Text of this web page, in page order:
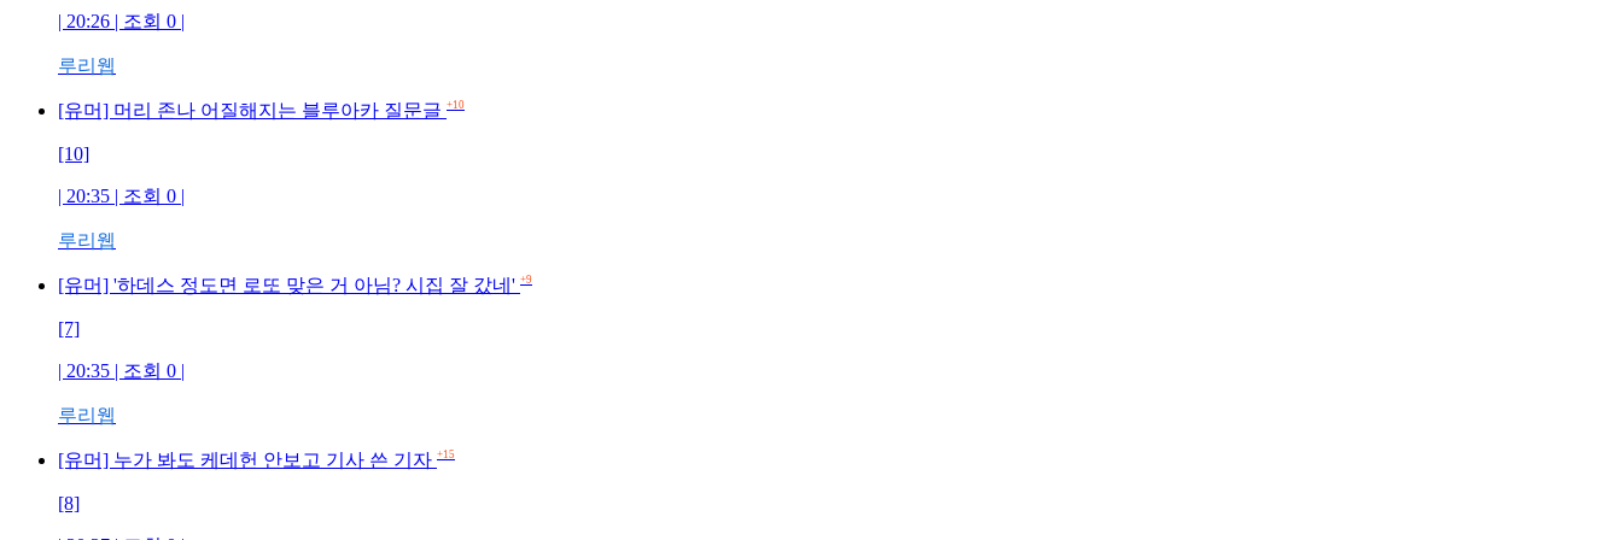
| 20:26 | 조회 0 |
루리웹
[유머] 머리 존나 어질해지는 블루아카 질문글 +10
[10]
| 20:35 | 조회 0 |
루리웹
[유머] '하데스 정도면 로또 맞은 거 아님? 시집 잘 갔네' +9
[7]
| 20:35 | 조회 0 |
루리웹
[유머] 누가 봐도 케데헌 안보고 기사 쓴 기자 +15
[8]